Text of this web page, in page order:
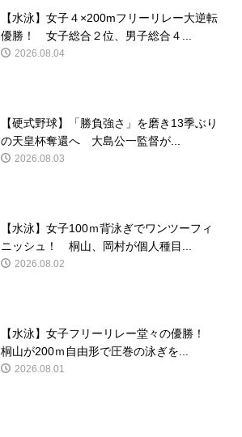
【水泳】女子４×200mフリーリレー大逆転
優勝！ 女子総合２位、男子総合４...
2026.08.04
【硬式野球】「勝負強さ」を磨き13季ぶり
の天皇杯奪還へ 大島公一監督が...
2026.08.03
【水泳】女子100ｍ背泳ぎでワンツーフィ
ニッシュ！ 桐山、岡村が個人種目...
2026.08.02
【水泳】女子フリーリレー堂々の優勝！
桐山が200ｍ自由形で圧巻の泳ぎを...
2026.08.01